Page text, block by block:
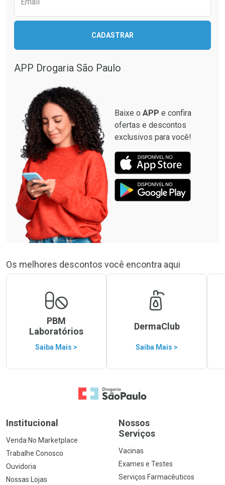
CADASTRAR
APP Drogaria São Paulo
Baixe o APP e confira
ofertas e descontos
exclusivos para você!
Os melhores descontos você encontra aqui
PBM
Laboratórios
Saiba Mais >
DermaClub
Saiba Mais >
Ir para a Home
Institucional
Venda No Marketplace
Trabalhe Conosco
Ouvidoria
Nossas Lojas
Nossos
Serviços
Vacinas
Exames e Testes
Serviços Farmacêuticos